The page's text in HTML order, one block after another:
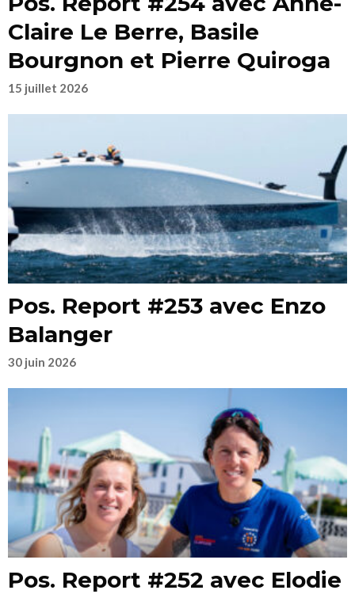
Claire Le Berre, Basile
Bourgnon et Pierre Quiroga
15 juillet 2026
Pos. Report #253 avec Enzo
Balanger
30 juin 2026
Pos. Report #252 avec Elodie